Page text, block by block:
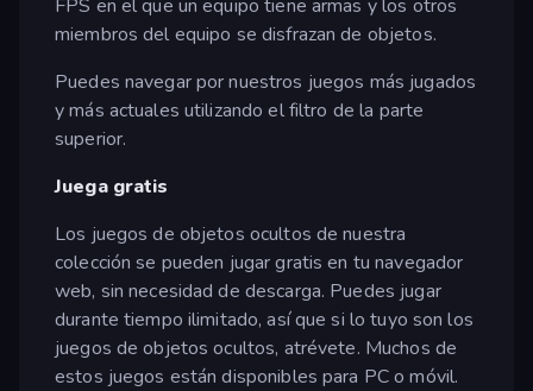
FPS en el que un equipo tiene armas y los otros
miembros del equipo se disfrazan de objetos.
Puedes navegar por nuestros juegos más jugados
y más actuales utilizando el filtro de la parte
superior.
Juega gratis
Los juegos de objetos ocultos de nuestra
colección se pueden jugar gratis en tu navegador
web, sin necesidad de descarga. Puedes jugar
durante tiempo ilimitado, así que si lo tuyo son los
juegos de objetos ocultos, atrévete. Muchos de
estos juegos están disponibles para PC o móvil.